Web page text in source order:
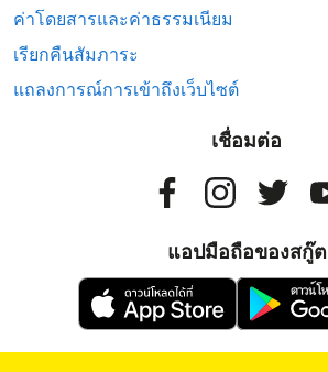
ค่าโดยสารและค่าธรรมเนียม
เรียกคืนสัมภาระ
แถลงการณ์การเข้าถึงเว็บไซต์
เชื่อมต่อ
แอปมือถือของสกู๊ต